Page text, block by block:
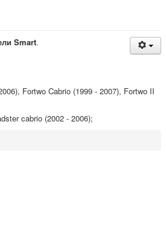
Smart.
Fortwo Cabrio (1999 - 2007), Fortwo II
cabrio (2002 - 2006);